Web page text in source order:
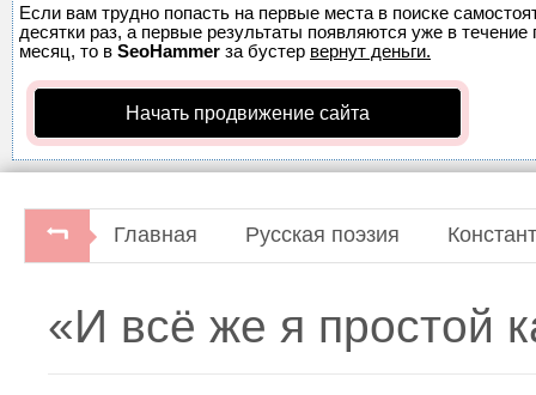
Если вам трудно попасть на первые места в поиске
десятки раз, а первые результаты появляются уже в
месяц, то в SeoHammer за бустер вернут деньги.
Начать продвижение сайта
Главная Русская поэзия
«И всё же я простой